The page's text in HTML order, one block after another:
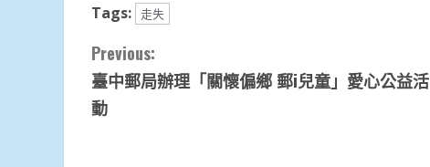
Tags: 走失
Continue
Reading
Previous:
臺中郵局辦理「關懷偏鄉 郵i兒童」愛心公益活
動